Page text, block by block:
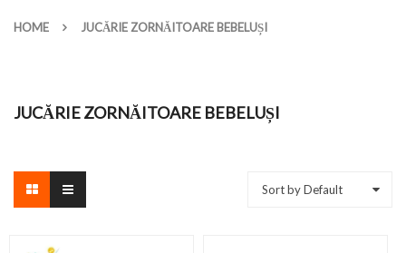
HOME JUCĂRIE ZORNĂITOARE BEBELUȘI
JUCĂRIE ZORNĂITOARE BEBELUȘI
Sort by Default